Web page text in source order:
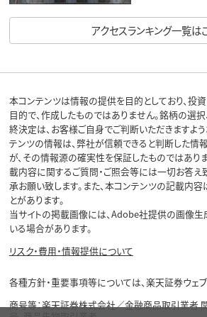
アクセスランキング一覧は
本コンテンツは情報の提供を目的としており、投
目的で、作成したものではありません。銘柄の選
終決定は、お客様ご自身でご判断いただきますよ
テンツの情報は、弊社が信頼できると判断した情
が、その情報源の確実性を保証したものではあり
載内容に関するご質問・ご照会等には一切お答え
承お願い致します。また、本コンテンツの記載内
とがあります。
当サイトの掲載画像には、Adobe社提供の画像生
いる場合があります。
リスク・費用・情報提供について
各種方針・重要事項等については、楽天証券ウェブ
商号等：楽天証券株式会社／金融商品取引業者 関